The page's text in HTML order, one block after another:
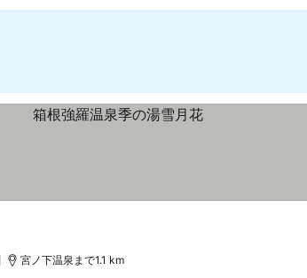
宮ノ下温泉まで1.1 km